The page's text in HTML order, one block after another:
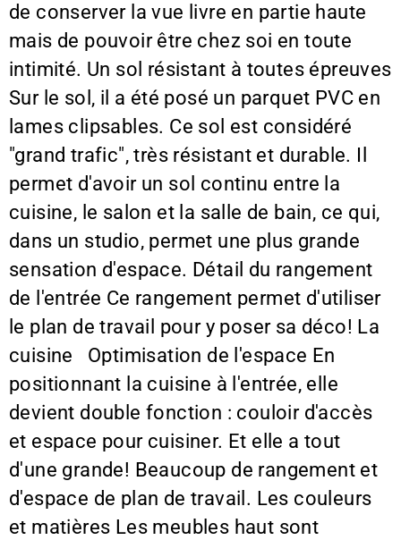
de conserver la vue livre en partie haute
mais de pouvoir être chez soi en toute
intimité. Un sol résistant à toutes épreuves
Sur le sol, il a été posé un parquet PVC en
lames clipsables. Ce sol est considéré
"grand trafic", très résistant et durable. Il
permet d'avoir un sol continu entre la
cuisine, le salon et la salle de bain, ce qui,
dans un studio, permet une plus grande
sensation d'espace. Détail du rangement
de l'entrée Ce rangement permet d'utiliser
le plan de travail pour y poser sa déco! La
cuisine Optimisation de l'espace En
positionnant la cuisine à l'entrée, elle
devient double fonction : couloir d'accès
et espace pour cuisiner. Et elle a tout
d'une grande! Beaucoup de rangement et
d'espace de plan de travail. Les couleurs
et matières Les meubles haut sont